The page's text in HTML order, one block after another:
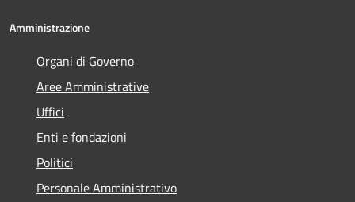
Amministrazione
Organi di Governo
Aree Amministrative
Uffici
Enti e fondazioni
Politici
Personale Amministrativo